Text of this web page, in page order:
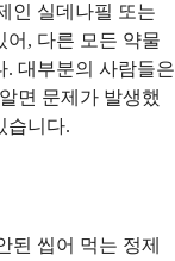
인 실데나필 또는
어, 다른 모든 약물
. 대부분의 사람들은
면 문제가 발생했
습니다.
된 씹어 먹는 정제